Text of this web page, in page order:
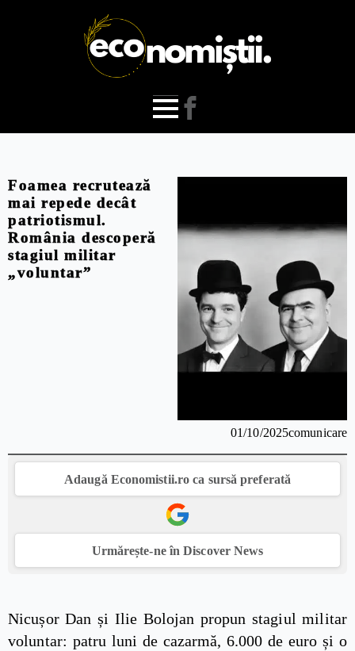
Foamea recrutează
mai repede decât
patriotismul.
România descoperă
stagiul militar
„voluntar”
01/10/2025comunicare
Adaugă Economistii.ro ca sursă preferată
Urmărește-ne în Discover News
Nicușor Dan și Ilie Bolojan propun stagiul militar
voluntar: patru luni de cazarmă, 6.000 de euro și o